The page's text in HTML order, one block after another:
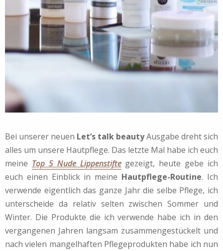
Bei unserer neuen Let’s talk beautyAusgabe dreht sich
alles um unsere Hautpflege. Das letzte Mal habe ich euch
meine Top 5 Nude Lippenstiftegezeigt, heute gebe ich
euch einen Einblick in meine Hautpflege-Routine. Ich
verwende eigentlich das ganze Jahr die selbe Pflege, ich
unterscheide da relativ selten zwischen Sommer und
Winter. Die Produkte die ich verwende habe ich in den
vergangenen Jahren langsam zusammengestückelt und
nach vielen mangelhaften Pflegeprodukten habe ich nun